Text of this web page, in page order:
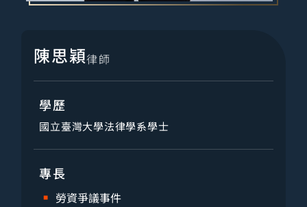
陳思穎律師
學歷
國立臺灣大學法律學系學士
專長
勞資爭議事件